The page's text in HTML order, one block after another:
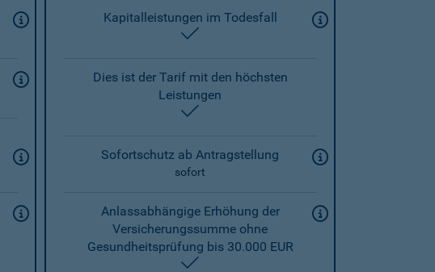
Kapitalleistungen im Todesfall
Dies ist der Tarif mit den höchsten
Leistungen
Sofortschutz ab Antragstellung
sofort
Anlassabhängige Erhöhung der
Versicherungssumme ohne
Gesundheitsprüfung bis 30.000 EUR